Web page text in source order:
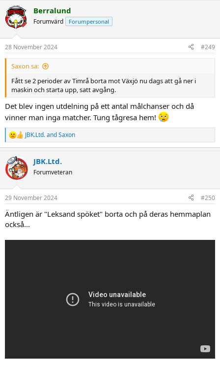
c
t
i
s
:
Berralund
Forumvärd Forumpersonal
28 November 2024 #249
Saxon sa:
Fått se 2 perioder av Timrå borta mot Växjö nu dags att gå ner i
maskin och starta upp, satt avgång.
Det blev ingen utdelning på ett antal målchanser och då
vinner man inga matcher. Tung tågresa hem!
R
e
c
t
i
s
JBK.Ltd.andSaxon
JBK.Ltd.
Forumveteran
29 November 2024 #250
Äntligen är "Leksand spöket" borta och på deras hemmaplan
också...